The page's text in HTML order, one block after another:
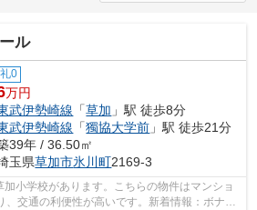
ル
礼0
万円
武伊勢崎線 「草加 」駅 徒歩8分
武伊勢崎線 「獨協大学前 」駅 徒歩21分
39年 / 36.50㎡
玉県草加市氷川町2169-3
小学校があります。こちらの物件はマンショ
、交通の利便性が高いです。新着情報：ボナー